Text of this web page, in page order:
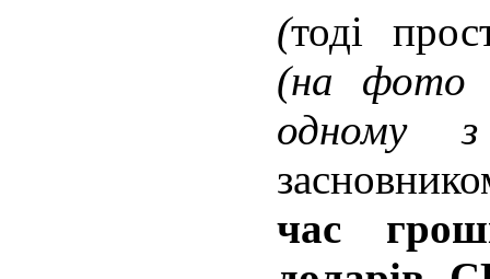
(тоді
(на фото
одному
час